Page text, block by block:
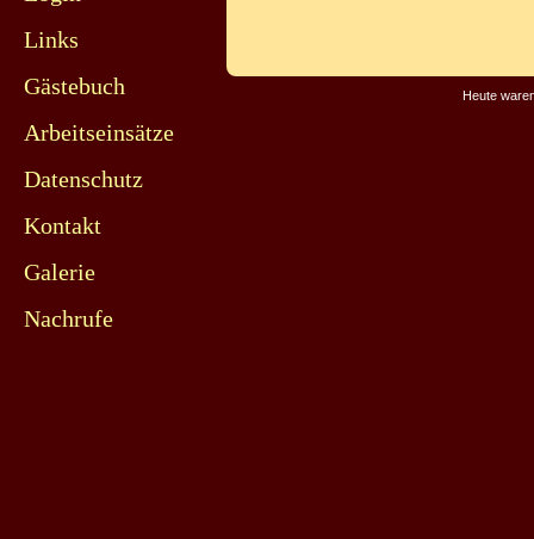
Links
Gästebuch
Arbeitseinsätze
Datenschutz
Kontakt
Galerie
Nachrufe
Heute